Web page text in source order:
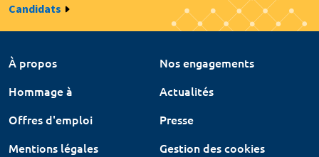
Candidats
À propos
Nos engagements
Hommage à
Actualités
Offres d'emploi
Presse
Mentions légales
Gestion des cookies